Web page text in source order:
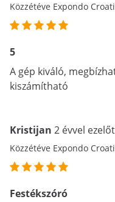
Közzétéve Expondo
5
A gép kiváló,
kiszámítható
Kristijan 2 évvel
Közzétéve Expondo
Festékszóró